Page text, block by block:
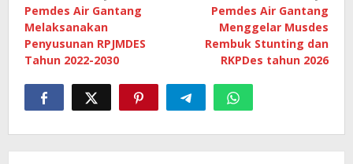
pos
Pemdes Air Gantang
Melaksanakan
Penyusunan RPJMDES
Tahun 2022-2030
Pemdes Air Gantang
Menggelar Musdes
Rembuk Stunting dan
RKPDes tahun 2026